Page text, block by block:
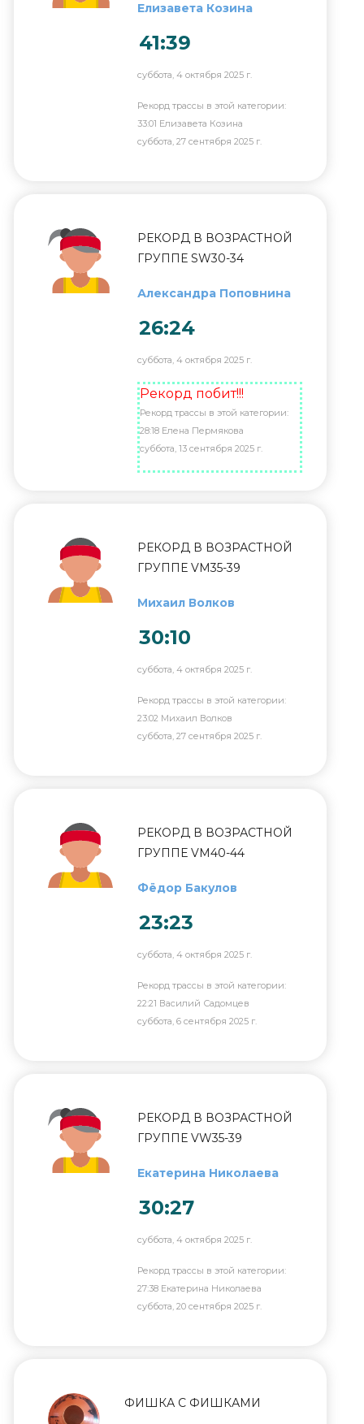
Елизавета Козина
41:39
суббота, 4 октября 2025 г.
Рекорд трассы в этой категории:
33:01 Елизавета Козина
суббота, 27 сентября 2025 г.
РЕКОРД В ВОЗРАСТНОЙ
ГРУППЕ SW30-34
Александра Поповнина
26:24
суббота, 4 октября 2025 г.
Рекорд побит!!!
Рекорд трассы в этой категории:
28:18 Елена Пермякова
суббота, 13 сентября 2025 г.
РЕКОРД В ВОЗРАСТНОЙ
ГРУППЕ VM35-39
Михаил Волков
30:10
суббота, 4 октября 2025 г.
Рекорд трассы в этой категории:
23:02 Михаил Волков
суббота, 27 сентября 2025 г.
РЕКОРД В ВОЗРАСТНОЙ
ГРУППЕ VM40-44
Фёдор Бакулов
23:23
суббота, 4 октября 2025 г.
Рекорд трассы в этой категории:
22:21 Василий Садомцев
суббота, 6 сентября 2025 г.
РЕКОРД В ВОЗРАСТНОЙ
ГРУППЕ VW35-39
Екатерина Николаева
30:27
суббота, 4 октября 2025 г.
Рекорд трассы в этой категории:
27:38 Екатерина Николаева
суббота, 20 сентября 2025 г.
ФИШКА С ФИШКАМИ